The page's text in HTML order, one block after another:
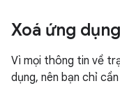
Xoá ứng dụng
Vì mọi thông tin về
dụng, nên bạn chỉ